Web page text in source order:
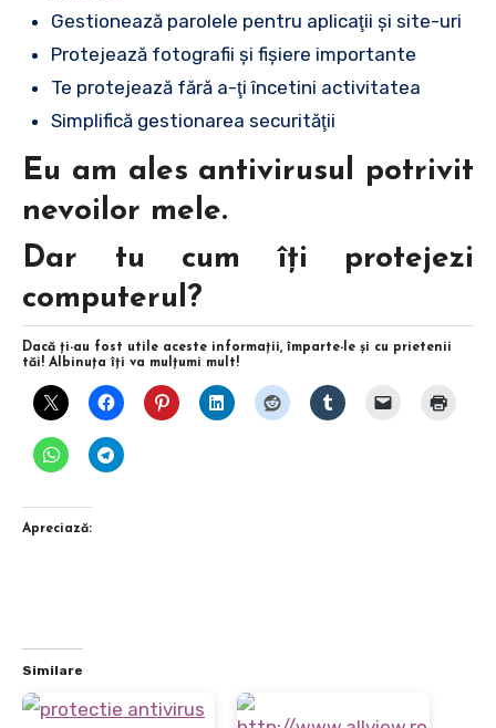
Gestionează parolele pentru aplicaţii şi site-uri
Protejează fotografii şi fişiere importante
Te protejează fără a-ţi încetini activitatea
Simplifică gestionarea securităţii
Eu am ales antivirusul potrivit
nevoilor mele.
Dar tu cum îţi protejezi
computerul?
Dacă ţi-au fost utile aceste informaţii, împarte-le şi cu prietenii
tăi! Albinuţa îţi va mulţumi mult!
Apreciază:
Similare